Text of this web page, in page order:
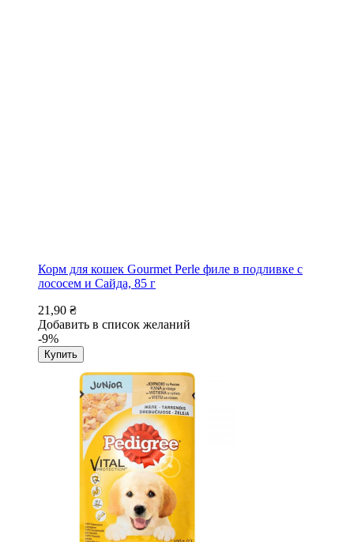
Корм для кошек Gourmet Perle филе в подливке с
лососем и Сайда, 85 г
21,90 ₴
Добавить в список желаний
-9%
Купить